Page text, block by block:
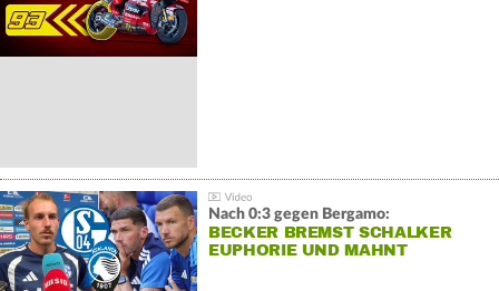
Nach 0:3 gegen Bergamo:
BECKER BREMST SCHALKER
EUPHORIE UND MAHNT